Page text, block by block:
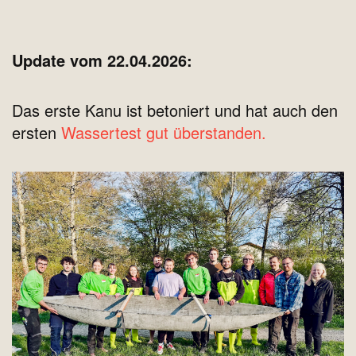
Update vom 22.04.2026:
Das erste Kanu ist betoniert und hat auch den
ersten Wassertest gut überstanden.